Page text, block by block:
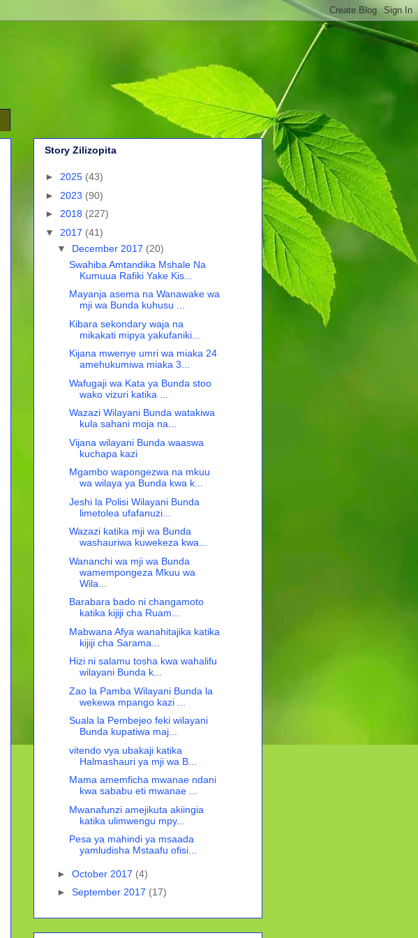
Story Zilizopita
► 2025 (43)
► 2023 (90)
► 2018 (227)
▼ 2017 (41)
▼ December 2017 (20)
Swahiba Amtandika Mshale Na
Kumuua Rafiki Yake Kis...
Mayanja asema na Wanawake wa
mji wa Bunda kuhusu ...
Kibara sekondary waja na
mikakati mipya yakufaniki...
Kijana mwenye umri wa miaka 24
amehukumiwa miaka 3...
Wafugaji wa Kata ya Bunda stoo
wako vizuri katika ...
Wazazi Wilayani Bunda watakiwa
kula sahani moja na...
Vijana wilayani Bunda waaswa
kuchapa kazi
Mgambo wapongezwa na mkuu
wa wilaya ya Bunda kwa k...
Jeshi la Polisi Wilayani Bunda
limetolea ufafanuzi...
Wazazi katika mji wa Bunda
washauriwa kuwekeza kwa...
Wananchi wa mji wa Bunda
wamempongeza Mkuu wa
Wila...
Barabara bado ni changamoto
katika kijiji cha Ruam...
Mabwana Afya wanahitajika katika
kijiji cha Sarama...
Hizi ni salamu tosha kwa wahalifu
wilayani Bunda k...
Zao la Pamba Wilayani Bunda la
wekewa mpango kazi ...
Suala la Pembejeo feki wilayani
Bunda kupatiwa maj...
vitendo vya ubakaji katika
Halmashauri ya mji wa B...
Mama amemficha mwanae ndani
kwa sababu eti mwanae ...
Mwanafunzi amejikuta akiingia
katika ulimwengu mpy...
Pesa ya mahindi ya msaada
yamludisha Mstaafu ofisi...
► October 2017 (4)
► September 2017 (17)